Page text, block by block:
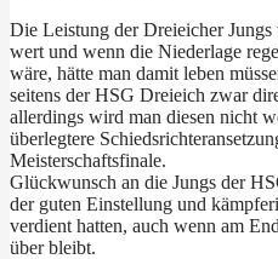
Die Leistung der Dreieicher
wert und wenn die Niederlage
wäre, hätte man damit leben
seitens der HSG Dreieich zwar
allerdings wird man diesen nicht
überlegtere
Meisterschaftsfinale.
Glückwunsch an die Jungs der
der guten Einstellung und
verdient hatten, auch wenn am
über bleibt.